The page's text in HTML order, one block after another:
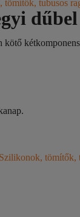
tömítők, tubusos
Szilikonok, tömítők,